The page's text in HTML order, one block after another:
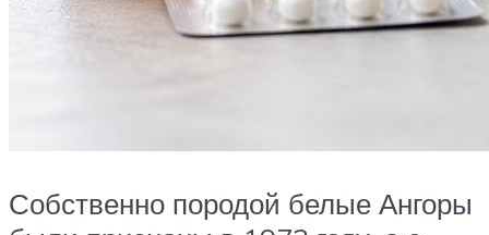
Собственно породой белые Ангоры